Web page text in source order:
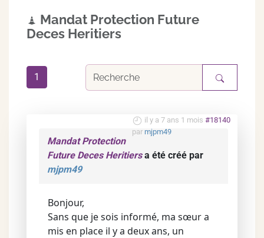
Mandat Protection Future
Deces Heritiers
1
il y a 7 ans 1 mois #18140
par mjpm49
Mandat Protection
Future Deces Heritiersa été créé par
mjpm49
Bonjour,
Sans que je sois informé, ma sœur a
mis en place il y a deux ans, un